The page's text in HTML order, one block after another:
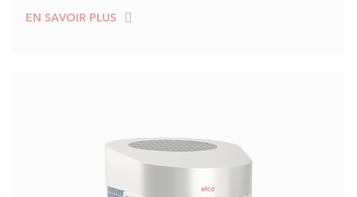
EN SAVOIR PLUS